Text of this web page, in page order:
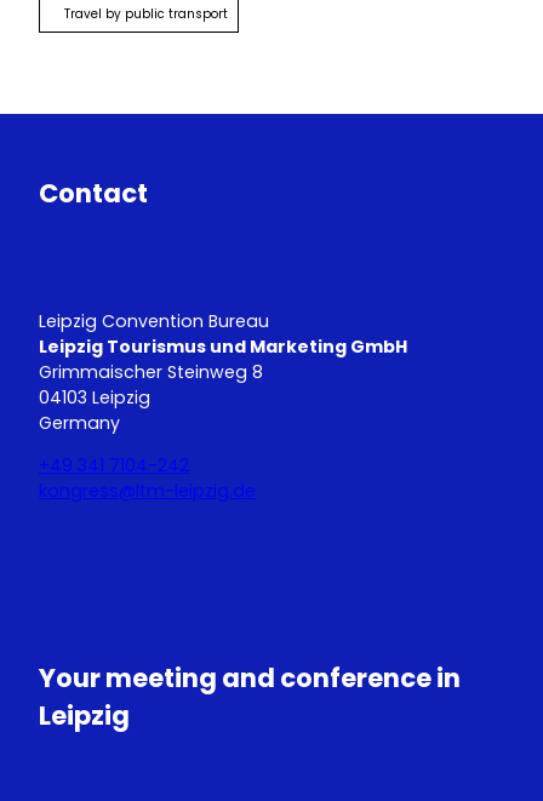
Travel by public transport
Contact
Leipzig Convention Bureau
Leipzig Tourismus und Marketing GmbH
Grimmaischer Steinweg 8
04103 Leipzig
Germany
+49 341 7104-242
kongress@ltm-leipzig.de
b
e
d
I
n
Your meeting and conference in
Leipzig